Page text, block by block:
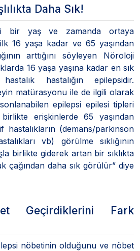
Daha Sık!
bir yaş ve zamanda ortaya
16 yaşa kadar ve 65 yaşından
arttığını söyleyen Nöroloji
16 yaşa yaşına kadar en sık
hastalığın epilepsidir.
matürasyonu ile de ilgili olarak
epilepsi epilesi tipleri
erişkinlerde 65 yaşından
hastalıkların (demans/parkinson
vb) görülme sıklığının
birlikte giderek artan bir sıklıkta
çağından daha sık görülür” diye
Geçirdiklerini Fark
nöbetinin olduğunu ve nöbet